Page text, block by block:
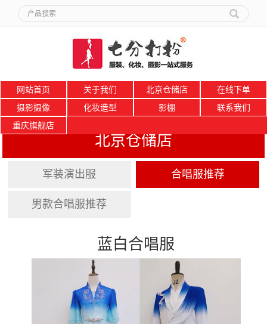
网站首页 关于我们 北京仓储店
在线下单
摄影摄像
化妆造型 影棚
联系我们
重庆旗舰店
北京仓储店
军装演出服 合唱服推荐
男款合唱服推荐
蓝白合唱服